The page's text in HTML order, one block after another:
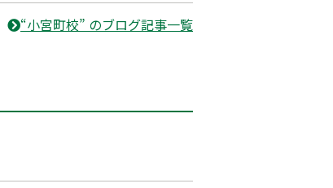
“小宮町校” のブログ記事一覧